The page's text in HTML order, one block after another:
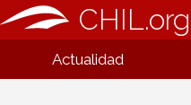
CHIL.org
Actualidad